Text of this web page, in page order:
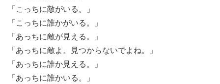
「こっちに敵がいる。」
「こっちに誰かがいる。」
「あっちに敵が見える。」
「あっちに敵よ。見つからないでよね。」
「あっちに誰か見える。」
「あっちに誰かいる。」